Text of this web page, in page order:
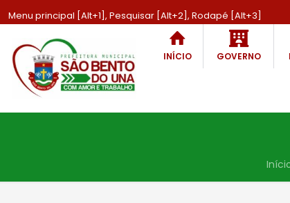
Menu principal [Alt+1], Pesquisar [Alt+2], Rodapé [Alt+3]
INÍCIO GOVERNO